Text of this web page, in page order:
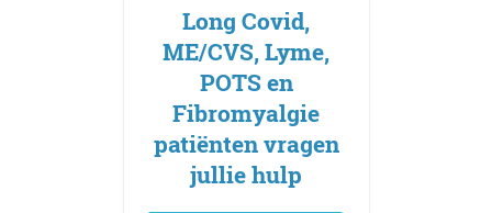
Long Covid,
ME/CVS, Lyme,
POTS en
Fibromyalgie
patiënten vragen
jullie hulp